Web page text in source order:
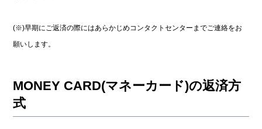
(※)早期にご返済の際にはあらかじめコンタクトセンターまでご連絡をお
願いします。
MONEY CARD(マネーカード)の返済方
式